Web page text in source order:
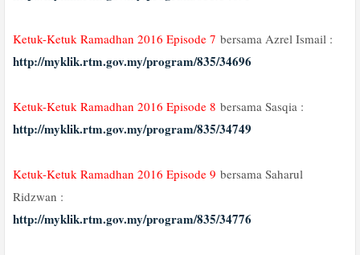
Ketuk-Ketuk Ramadhan 2016 Episode 7 bersama Azrel Ismail :
http://myklik.rtm.gov.my/program/835/34696
Ketuk-Ketuk Ramadhan 2016 Episode 8 bersama Sasqia :
http://myklik.rtm.gov.my/program/835/34749
Ketuk-Ketuk Ramadhan 2016 Episode 9 bersama Saharul
Ridzwan :
http://myklik.rtm.gov.my/program/835/34776